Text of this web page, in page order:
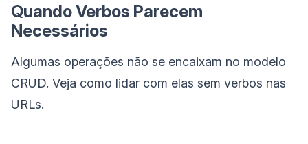
Quando Verbos Parecem
Necessários
Algumas operações não se encaixam no modelo
CRUD. Veja como lidar com elas sem verbos nas
URLs.